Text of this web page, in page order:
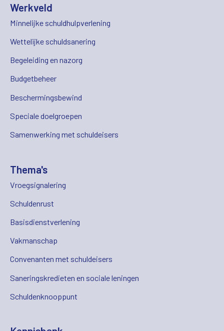
Werkveld
Minnelijke schuldhulpverlening
Wettelijke schuldsanering
Begeleiding en nazorg
Budgetbeheer
Beschermingsbewind
Speciale doelgroepen
Samenwerking met schuldeisers
Thema's
Vroegsignalering
Schuldenrust
Basisdienstverlening
Vakmanschap
Convenanten met schuldeisers
Saneringskredieten en sociale leningen
Schuldenknooppunt